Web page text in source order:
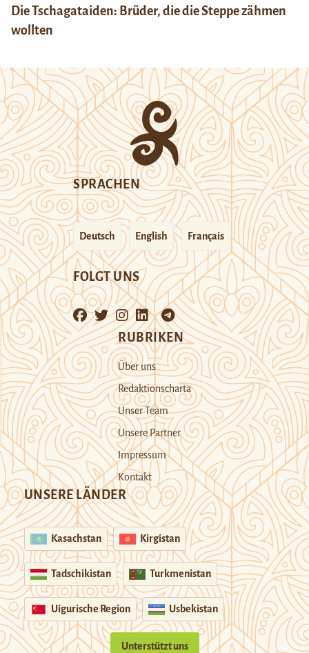
Die Tschagataiden: Brüder, die die Steppe zähmen
wollten
SPRACHEN
Deutsch English Français
FOLGT UNS
RUBRIKEN
Über uns
Redaktionscharta
Unser Team
Unsere Partner
Impressum
Kontakt
UNSERE LÄNDER
Kasachstan Kirgistan
Tadschikistan Turkmenistan
Uigurische Region Usbekistan
Unterstützt uns